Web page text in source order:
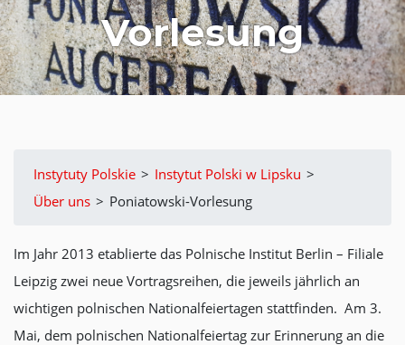
Vorlesung
Instytuty Polskie > Instytut Polski w Lipsku >
Über uns > Poniatowski-Vorlesung
Im Jahr 2013 etablierte das Polnische Institut Berlin – Filiale
Leipzig zwei neue Vortragsreihen, die jeweils jährlich an
wichtigen polnischen Nationalfeiertagen stattfinden. Am 3.
Mai, dem polnischen Nationalfeiertag zur Erinnerung an die